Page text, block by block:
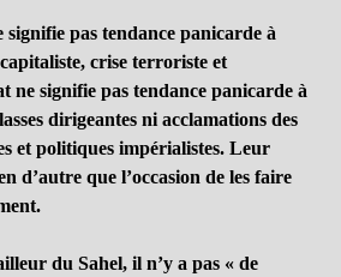
signifie pas tendance panicarde à
crise terroriste et
ne signifie pas tendance panicarde à
dirigeantes ni acclamations des
et politiques impérialistes. Leur
d’autre que l’occasion de les faire
du Sahel, il n’y a pas « de